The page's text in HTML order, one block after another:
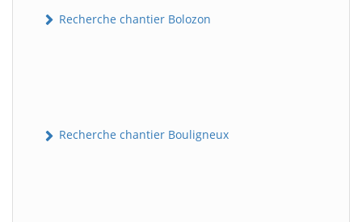
Recherche chantier Bolozon
Recherche chantier Bouligneux